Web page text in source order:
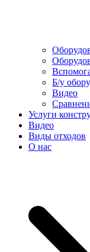
Б/у
Видео
Услуги
Видео
Виды отходов
О нас